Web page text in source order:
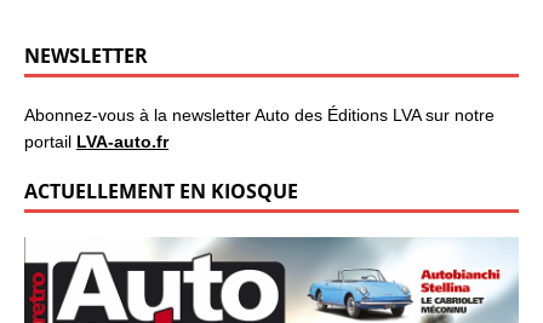
NEWSLETTER
Abonnez-vous à la newsletter Auto des Éditions LVA sur notre
portail LVA-auto.fr
ACTUELLEMENT EN KIOSQUE